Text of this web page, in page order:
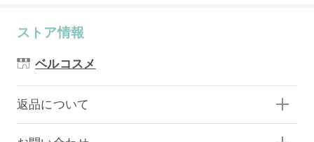
ストア情報
ベルコスメ
返品について